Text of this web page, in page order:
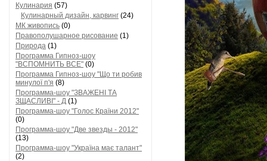
Кулинария (57)
Кулинарный дизайн, карвинг (24)
МК живопись (0)
Правополушарное рисование (1)
Природа (1)
Программа Гипноз-шоу
"ВСПОМНИТЬ ВСЕ" (0)
Программа Гипноз-шоу "Що ти робив
минулої п'я (8)
Программа-шоу "ЗВАЖЕНІ ТА
ЗЩАСЛИВІ" - Д (1)
Программа-шоу "Голос Країни 2012"
(0)
Программа-шоу "Две звезды - 2012"
(13)
Программа-шоу "Україна має талант"
(2)